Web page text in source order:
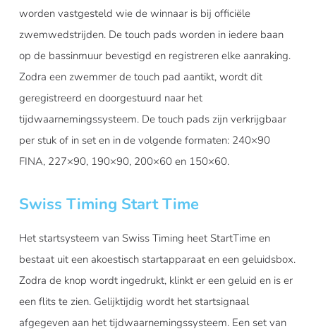
worden vastgesteld wie de winnaar is bij officiële
zwemwedstrijden. De touch pads worden in iedere baan
op de bassinmuur bevestigd en registreren elke aanraking.
Zodra een zwemmer de touch pad aantikt, wordt dit
geregistreerd en doorgestuurd naar het
tijdwaarnemingssysteem. De touch pads zijn verkrijgbaar
per stuk of in set en in de volgende formaten: 240×90
FINA, 227×90, 190×90, 200×60 en 150×60.
Swiss Timing Start Time
Het startsysteem van Swiss Timing heet StartTime en
bestaat uit een akoestisch startapparaat en een geluidsbox.
Zodra de knop wordt ingedrukt, klinkt er een geluid en is er
een flits te zien. Gelijktijdig wordt het startsignaal
afgegeven aan het tijdwaarnemingssysteem. Een set van